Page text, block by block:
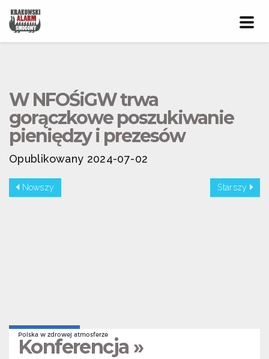
W NFOŚiGW trwa
gorączkowe poszukiwanie
pieniędzy i prezesów
Opublikowany 2024-07-02
Nowszy Starszy
Polska w zdrowej atmosferze
Konferencja »